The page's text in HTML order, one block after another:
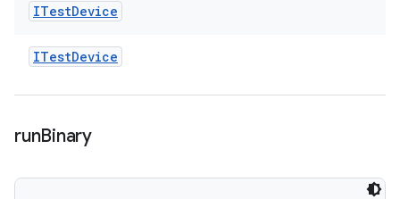
ITestDevice
ITestDevice
runBinary